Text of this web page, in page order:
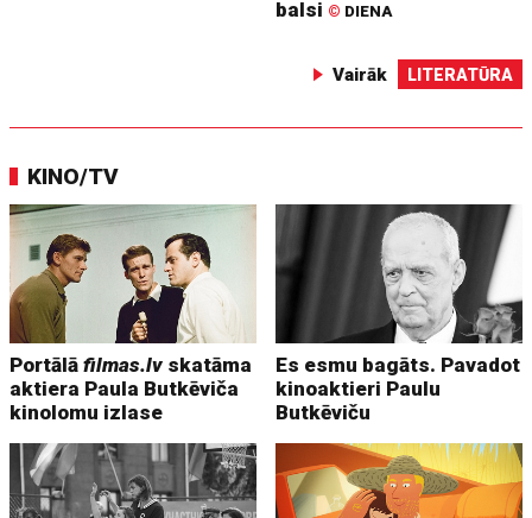
balsi © DIENA
Vairāk LITERATŪRA
KINO/TV
Portālāfilmas.lv skatāma
aktiera Paula Butkēviča
kinolomu izlase
Es esmu bagāts. Pavadot
kinoaktieri Paulu
Butkēviču